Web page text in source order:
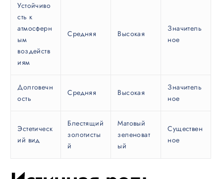
Устойчиво
сть к
атмосферн
ым
воздейств
иям
Средняя Высокая
Значитель
ное
Долговечн
ость
Средняя Высокая
Значитель
ное
Эстетическ
ий вид
Блестящий
золотисты
й
Матовый
зеленоват
ый
Существен
ное